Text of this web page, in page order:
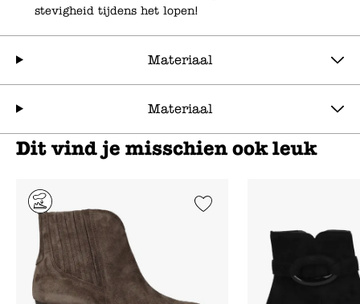
stevigheid tijdens het lopen!
Materiaal
Materiaal
Dit vind je misschien ook leuk
Add to Wishlist